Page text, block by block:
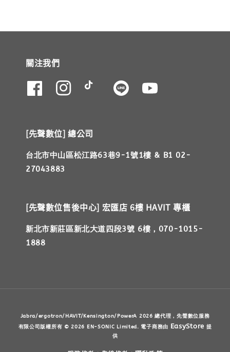
關注我們
[先聲數位] 總公司
台北市中山區松江路63巷9-1號1樓 & B1 02-
27043883
[先聲數位售後中心] 宏匯店 6樓 HAVIT 專櫃
新北市新莊區新北大道四段3號 6樓，070-1015-
1888
Jabra/ergotron/HAVIT/Kensington/PowerA 2026 總代理，先聲數位服務
有限公司版權所有 © 2026 EN-SONIC Limited. 電子商務由 EasyStore 提
供